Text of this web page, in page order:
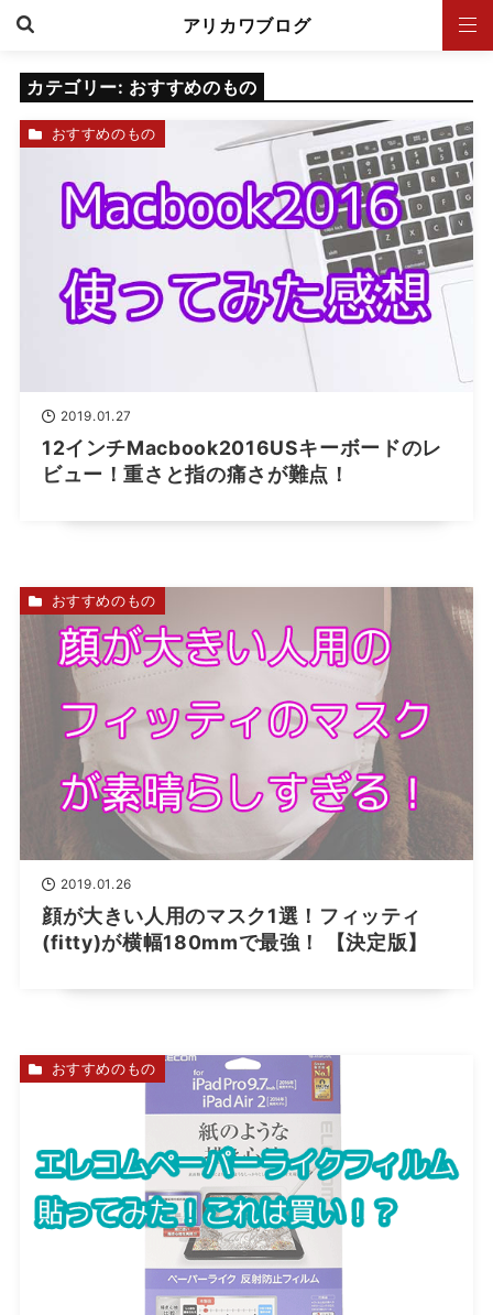
アリカワブログ
カテゴリー: おすすめのもの
2019.01.27
12インチMacbook2016USキーボードのレ
ビュー！重さと指の痛さが難点！
おすすめのもの
2019.01.26
顔が大きい人用のマスク1選！フィッティ
(fitty)が横幅180mmで最強！ 【決定版】
おすすめのもの
おすすめのもの